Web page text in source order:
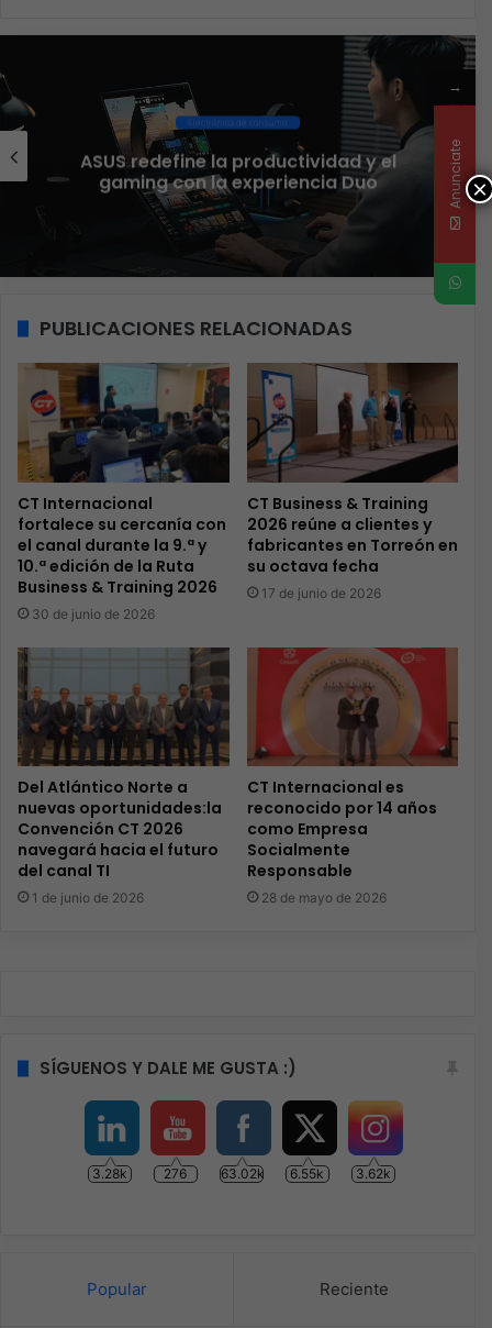
Red Hat anuncia a Sinuhé Sánchez
como nuevo Chief Architect para el
norte de LATAM
PUBLICACIONES RELACIONADAS
CT Internacional
fortalece su cercanía con
el canal durante la 9.ª y
10.ª edición de la Ruta
Business & Training 2026
30 de junio de 2026
CT Business & Training
2026 reúne a clientes y
fabricantes en Torreón en
su octava fecha
17 de junio de 2026
Del Atlántico Norte a
nuevas oportunidades:la
Convención CT 2026
navegará hacia el futuro
del canal TI
1 de junio de 2026
CT Internacional es
reconocido por 14 años
como Empresa
Socialmente
Responsable
28 de mayo de 2026
SÍGUENOS Y DALE ME GUSTA :)
3.28k 276 63.02k 6.55k 3.62k
Popular Reciente
×
→
Anunciate